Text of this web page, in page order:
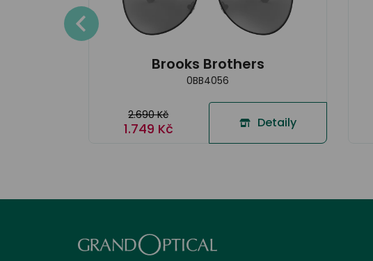
Brooks Brothers
0BB4056
2.690 Kč
1.749 Kč Detaily